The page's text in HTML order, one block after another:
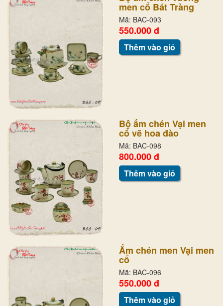
men cổ Bát Tràng
Mã: BAC-093
550.000 đ
Thêm vào giỏ
Bộ ấm chén Vại men
cổ vẽ hoa đào
Mã: BAC-098
800.000 đ
Thêm vào giỏ
Ấm chén men Vại men
cổ
Mã: BAC-096
550.000 đ
Thêm vào giỏ